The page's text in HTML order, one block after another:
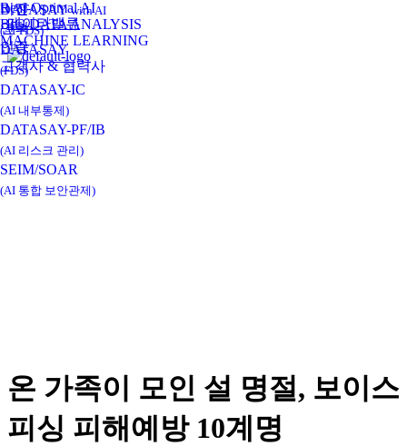
데이타밸류
비전
연혁
인증
고객사 & 협력사
DATASAYwith AI
(AI-FDS)
DATASAY
(FDS)
DATASAY-IC
(AI 내부통제)
DATASAY-PF/IB
(AI 리스크 관리)
SEIM/SOAR
(AI 통합 보안관제)
Real-Optimal AI
BIG DATA ANALYSIS
MACHINE LEARNING
온 가족이 모인 설 명절, 보이스
피싱 피해예방 10계명